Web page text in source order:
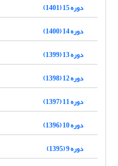
دوره 15 (1401)
دوره 14 (1400)
دوره 13 (1399)
دوره 12 (1398)
دوره 11 (1397)
دوره 10 (1396)
دوره 9 (1395)